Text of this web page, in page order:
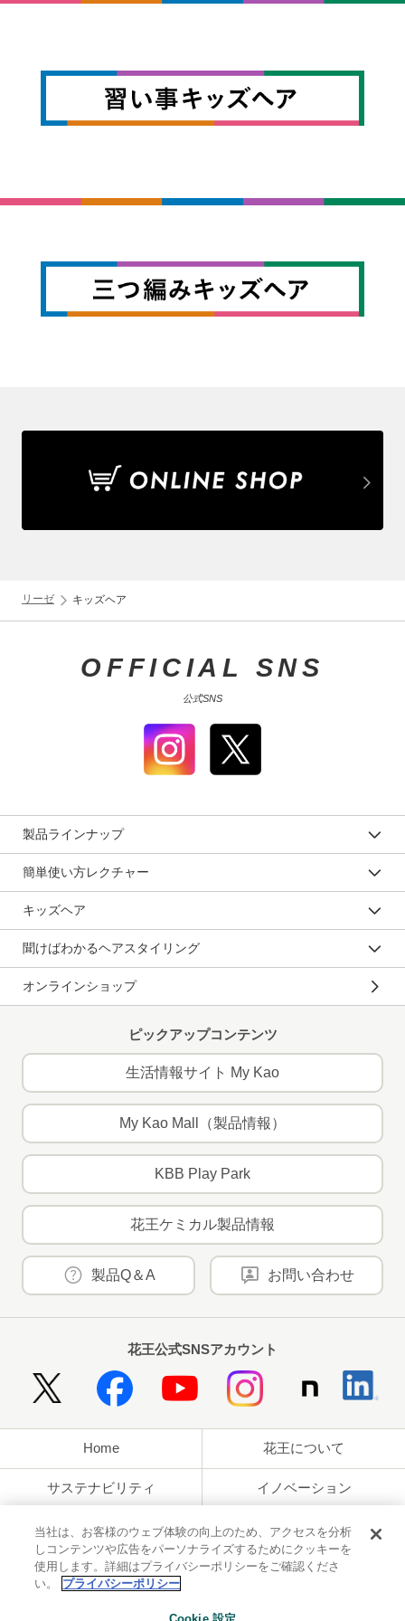
リーゼ キッズヘア
OFFICIAL SNS
公式SNS
製品ラインナップ
簡単使い方レクチャー
キッズヘア
聞けばわかるヘアスタイリング
オンラインショップ
ピックアップコンテンツ
生活情報サイト My Kao
My Kao Mall（製品情報）
KBB Play Park
花王ケミカル製品情報
製品Q＆A お問い合わせ
花王公式SNSアカウント
Home 花王について
サステナビリティ イノベーション
ブランド 投資家情報
ニュースルーム 採用情報
花王のアクセシビリティ 個人情報保護方針
当社は、お客様のウェブ体験の向上のため、アクセスを分析
しコンテンツや広告をパーソナライズするためにクッキーを
使用します。詳細はプライバシーポリシーをご確認くださ
い。
プライバシーポリシー